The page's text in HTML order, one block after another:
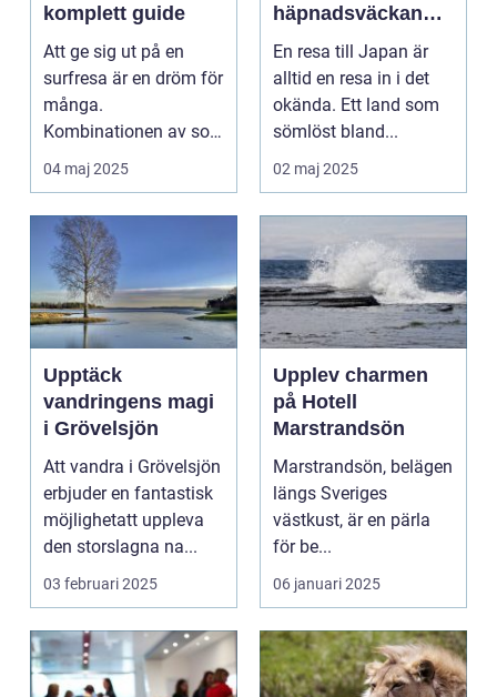
komplett guide
Att ge sig ut på en
surfresa är en dröm för
många.
Kombinationen av sol,
...
04 maj 2025
häpnadsväckande
kultur och natur
En resa till Japan är
alltid en resa in i det
okända. Ett land som
sömlöst bland...
02 maj 2025
Upptäck
vandringens magi
i Grövelsjön
Att vandra i Grövelsjön
erbjuder en fantastisk
möjlighetatt uppleva
den storslagna na...
03 februari 2025
Upplev charmen
på Hotell
Marstrandsön
Marstrandsön, belägen
längs Sveriges
västkust, är en pärla
för be...
06 januari 2025